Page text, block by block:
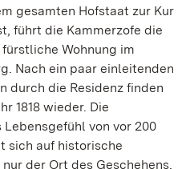
gesamten Hofstaat zur Kur
führt die Kammerzofe die
Wohnung im
Nach ein paar einleitenden
durch die Residenz finden
1818 wieder. Die
von vor 200
sich auf historische
der Ort des Geschehens,